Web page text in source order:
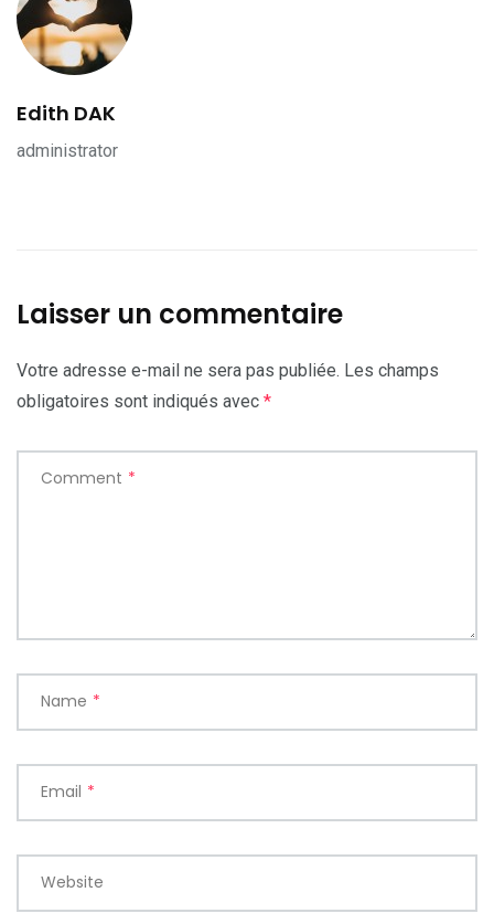
Edith DAK
administrator
Laisser un commentaire
Votre adresse e-mail ne sera pas publiée. Les champs
obligatoires sont indiqués avec *
Comment *
Name *
Email *
Website